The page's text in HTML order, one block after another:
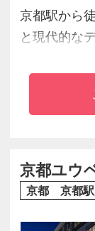
京都駅から
と現代的な
日本唯一の
め、和洋中
ーや室内プ
京都ユウ
京都 京都駅